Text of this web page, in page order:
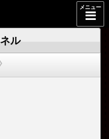
メニュー
ル